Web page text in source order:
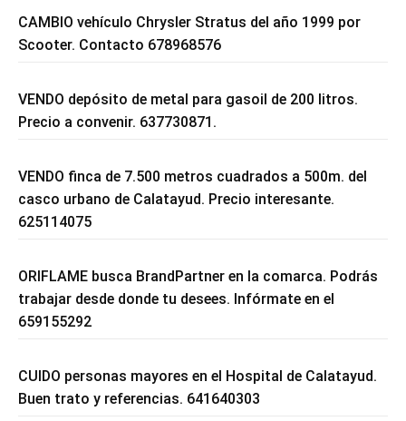
CAMBIO vehículo Chrysler Stratus del año 1999 por
Scooter. Contacto 678968576
VENDO depósito de metal para gasoil de 200 litros.
Precio a convenir. 637730871.
VENDO finca de 7.500 metros cuadrados a 500m. del
casco urbano de Calatayud. Precio interesante.
625114075
ORIFLAME busca BrandPartner en la comarca. Podrás
trabajar desde donde tu desees. Infórmate en el
659155292
CUIDO personas mayores en el Hospital de Calatayud.
Buen trato y referencias. 641640303